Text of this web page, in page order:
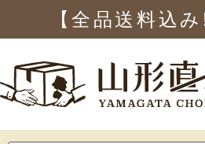
【全品送料込